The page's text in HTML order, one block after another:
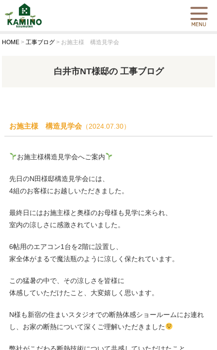
HOME >工事ブログ > お施主様 構造見学会
白井市NT様邸の 工事ブログ
お施主様 構造見学会（2024.07.30）
お施主様構造見学会へご案内
先日のN田様邸構造見学会には、
4組のお客様にお越しいただきました。
最終日にはお施主様と奥様のお母様も見学に来られ、
室内の涼しさに感激されていました。
6帖用のエアコン1台を2階に設置し、
家全体がまるで魔法瓶のように涼しく保たれています。
この猛暑の中で、その涼しさを皆様に
体感していただけたこと、大変嬉しく思います。
N様も新宿の住まいスタジオでの断熱体感ショールームにお連れ
し、お家の断熱について深くご理解いただきました